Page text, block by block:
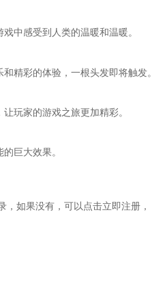
中感受到人类的温暖和温暖。
精彩的体验，一根头发即将触发。
玩家的游戏之旅更加精彩。
巨大效果。
如果没有，可以点击立即注册，